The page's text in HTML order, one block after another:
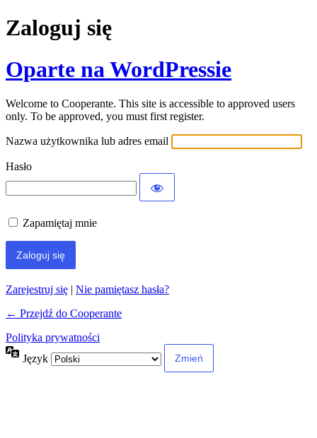
Zaloguj się
Oparte na WordPressie
Welcome to Cooperante. This site is accessible to approved users
only. To be approved, you must first register.
Nazwa użytkownika lub adres email
Hasło
Zapamiętaj mnie
Zarejestruj się | Nie pamiętasz hasła?
← Przejdź do Cooperante
Polityka prywatności
Język